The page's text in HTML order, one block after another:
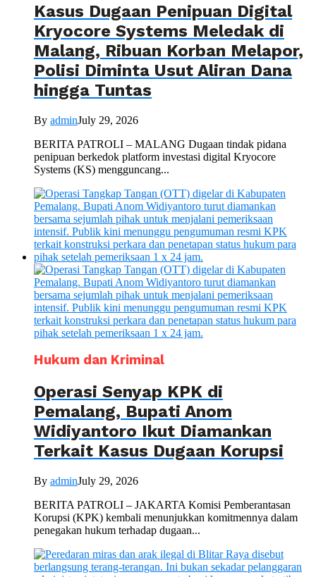
Kasus Dugaan Penipuan Digital
Kryocore Systems Meledak di
Malang, Ribuan Korban Melapor,
Polisi Diminta Usut Aliran Dana
hingga Tuntas
By adminJuly 29, 2026
BERITA PATROLI – MALANG Dugaan tindak pidana
penipuan berkedok platform investasi digital Kryocore
Systems (KS) mengguncang...
Hukum dan Kriminal
Operasi Senyap KPK di
Pemalang, Bupati Anom
Widiyantoro Ikut Diamankan
Terkait Kasus Dugaan Korupsi
By adminJuly 29, 2026
BERITA PATROLI – JAKARTA Komisi Pemberantasan
Korupsi (KPK) kembali menunjukkan komitmennya dalam
penegakan hukum terhadap dugaan...